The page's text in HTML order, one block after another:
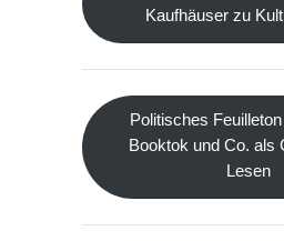
Kaufhäuser zu
Politisches
Booktok und Co. als
Lesen